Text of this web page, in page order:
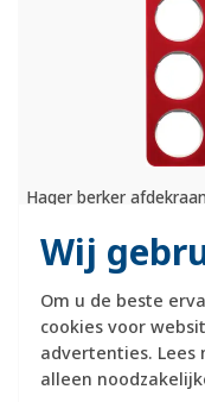
Wij
Om u de beste
cookies voor
advertenties. Lees
alleen
Hager berker
Verwachte
1-2 weken
Huidige voorraad:
0 stuk(s)
162,95